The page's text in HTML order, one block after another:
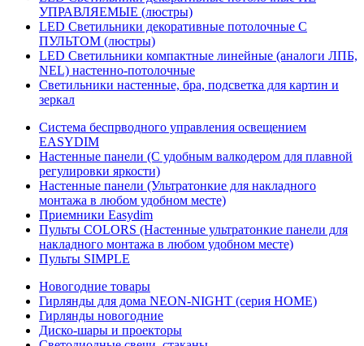
УПРАВЛЯЕМЫЕ (люстры)
LED Светильники декоративные потолочные С
ПУЛЬТОМ (люстры)
LED Светильники компактные линейные (аналоги ЛПБ,
NEL) настенно-потолочные
Светильники настенные, бра, подсветка для картин и
зеркал
Система беспрводного управления освещением
EASYDIM
Настенные панели (С удобным валкодером для плавной
регулировки яркости)
Настенные панели (Ультратонкие для накладного
монтажа в любом удобном месте)
Приемники Easydim
Пульты COLORS (Настенные ультратонкие панели для
накладного монтажа в любом удобном месте)
Пульты SIMPLE
Новогодние товары
Гирлянды для дома NEON-NIGHT (серия HOME)
Гирлянды новогодние
Диско-шары и проекторы